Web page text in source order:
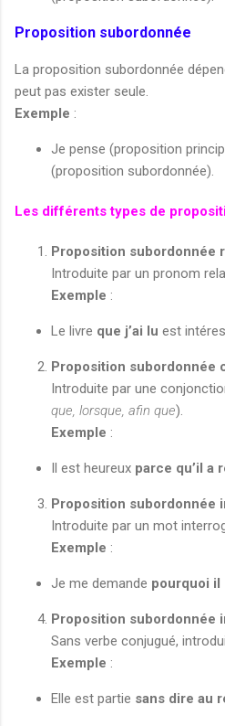
Proposition subordonnée
La proposition subordonnée
peut pas exister seule.
Exemple :
Je pense (proposition
(proposition subordonnée).
Les différents types de
Proposition subordonnée
Introduite par un pronom
Exemple :
Le livre que j’ai lu est
Proposition subordonnée
Introduite par une
que, lorsque, afin que).
Exemple :
Il est heureux parce qu’il a
Proposition subordonnée
Introduite par un mot
Exemple :
Je me demande pourquoi il
Proposition subordonnée
Sans verbe conjugué,
Exemple :
Elle est partie sans dire au